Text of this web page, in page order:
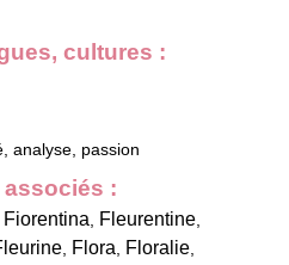
cultures :
analyse, passion
:
Fiorentina, Fleurentine,
, Flora, Floralie,